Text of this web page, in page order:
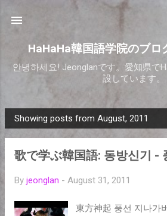
HaHaHa韓国語学院のブ
안녕하세요! Jeonglanです。愛知県で
設しています。
P
o
Showing posts from August, 2011
歌で学ぶ韓国語: 동방신기 -
By jeonglan - August 31, 2011
東方神起 풍선 지나가